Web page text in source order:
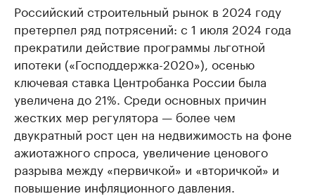
Российский строительный рынок в 2024 году
претерпел ряд потрясений: с 1 июля 2024 года
прекратили действие программы льготной
ипотеки («Господдержка-2020»), осенью
ключевая ставка Центробанка России была
увеличена до 21%. Среди основных причин
жестких мер регулятора — более чем
двукратный рост цен на недвижимость на фоне
ажиотажного спроса, увеличение ценового
разрыва между «первичкой» и «вторичкой» и
повышение инфляционного давления.